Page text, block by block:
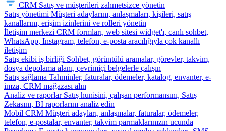
CRM Satış ve müşterileri zahmetsizce yönetin
Satış yönetimi Müşteri adaylarını, anlaşmaları, kişileri, satış
kanallarını, erişim izinlerini ve rolleri yönetin
İletişim merkezi CRM formları, web sitesi widget'ı, canlı sohbet,
WhatsApp, Instagram, telefon, e-posta aracılığıyla çok kanallı
iletişim
Satış ekibi iş birliği Sohbet, görüntülü aramalar, görevler, takvim,
dosya depolama alanı, çevrimiçi belgelerle çalışın
Satış sağlama Tahminler, faturalar, ödemeler, katalog, envanter, e-
imza, CRM mağazası alın
Analiz ve raporlar Satış hunisini, çalışan performansını, Satış
Zekasını, BI raporlarını analiz edin
Mobil CRM Müşteri adayları, anlaşmalar, faturalar, ödemeler,
telefon, e-postalar, envanter, takvim parmaklarınızın ucunda